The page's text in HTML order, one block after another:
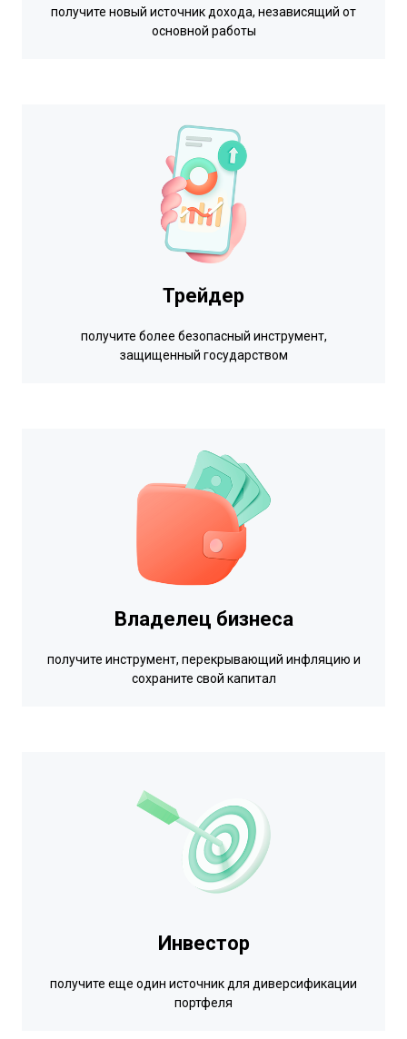
получите новый источник дохода, независящий от
основной работы
Трейдер
получите более безопасный инструмент,
защищенный государством
Владелец бизнеса
получите инструмент, перекрывающий инфляцию и
сохраните свой капитал
Инвестор
получите еще один источник для диверсификации
портфеля